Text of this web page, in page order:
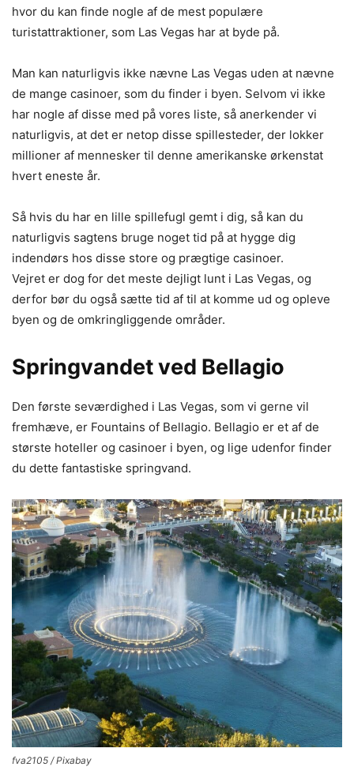
hvor du kan finde nogle af de mest populære
turistattraktioner, som Las Vegas har at byde på.
Man kan naturligvis ikke nævne Las Vegas uden at nævne
de mange casinoer, som du finder i byen. Selvom vi ikke
har nogle af disse med på vores liste, så anerkender vi
naturligvis, at det er netop disse spillesteder, der lokker
millioner af mennesker til denne amerikanske ørkenstat
hvert eneste år.
Så hvis du har en lille spillefugl gemt i dig, så kan du
naturligvis sagtens bruge noget tid på at hygge dig
indendørs hos disse store og prægtige casinoer.
Vejret er dog for det meste dejligt lunt i Las Vegas, og
derfor bør du også sætte tid af til at komme ud og opleve
byen og de omkringliggende områder.
Springvandet ved Bellagio
Den første seværdighed i Las Vegas, som vi gerne vil
fremhæve, er Fountains of Bellagio. Bellagio er et af de
største hoteller og casinoer i byen, og lige udenfor finder
du dette fantastiske springvand.
fva2105 / Pixabay